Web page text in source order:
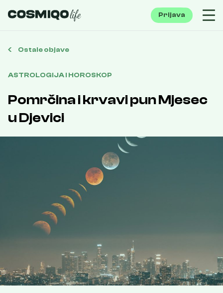
Prijava
Ostale objave
ASTROLOGIJA I HOROSKOP
Pomrčina i krvavi pun Mjesec
u Djevici